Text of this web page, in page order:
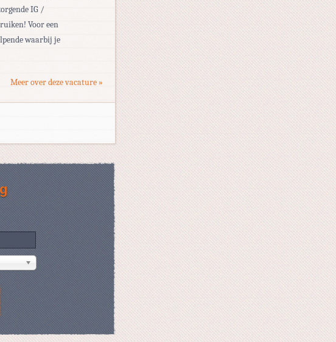
IG /
Voor een
waarbij je
Meer over deze vacature »